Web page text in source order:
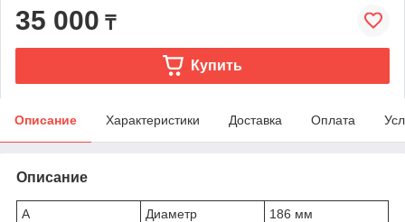
35 000 ₸
Купить
Описание Характеристики Доставка Оплата
Описание
A Диаметр
186 мм